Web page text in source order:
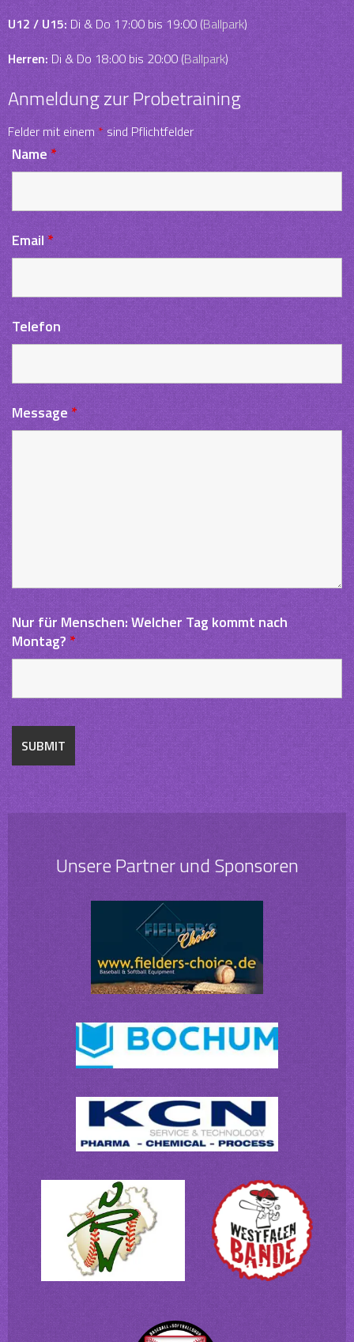
U12 / U15: Di & Do 17:00 bis 19:00 (Ballpark)
Herren:Di & Do 18:00 bis 20:00 (Ballpark)
Anmeldung zur Probetraining
Felder mit einem*sind Pflichtfelder
Name*
Email*
Telefon
Message*
Nur für Menschen: Welcher Tag kommt nach
Montag?*
Unsere Partner und Sponsoren